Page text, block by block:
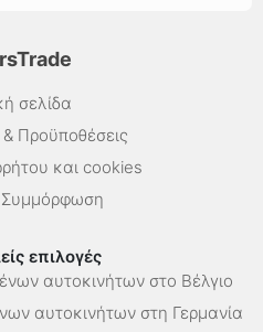
σελίδα
& Προϋποθέσεις
και cookies
Συμμόρφωση
επιλογές
αυτοκινήτων στο Βέλγιο
αυτοκινήτων στη Γερμανία